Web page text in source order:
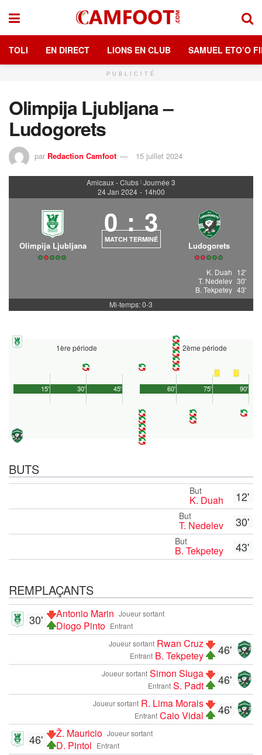
TOLI EN DIRECT LIONS EN CLUB SAMUEL ETO’O
PUBLICITÉ
Olimpija Ljubljana –
Ludogorets
par Redaction Camfoot 15 juillet 2024
Amicaux - Clubs | Journée 3
24 Jan 2024 - 14h00
Olimpija Ljubljana
0 : 3
MATCH TERMINÉ
Ludogorets
K. Duah 12'
T. Nedelev 30'
B. Tekpetey 43'
Mi-temps: 0-3
1ère période
45'
15' 30'
2ème période
90'
60' 75'
BUTS
12'
But
K. Duah
30'
But
T. Nedelev
43'
But
B. Tekpetey
REMPLAÇANTS
Joueur sortant
Antonio Marin
Entrant
Diogo Pinto
30'
46'
Joueur sortant Rwan Cruz
Entrant B. Tekpetey
46'
Joueur sortant Simon Sluga
Entrant S. Padt
46'
Joueur sortant R. Lima Morais
Entrant Caio Vidal
Joueur sortant
Ž. Mauricio
Entrant
D. Pintol
46'